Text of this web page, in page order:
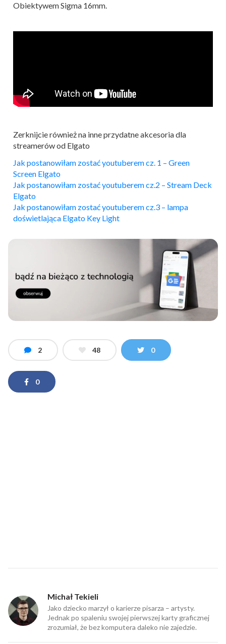
Obiektywem Sigma 16mm.
Zerknijcie również na inne przydatne akcesoria dla
streamerów od Elgato
Jak postanowiłam zostać youtuberem cz. 1 – Green
Screen Elgato
Jak postanowiłam zostać youtuberem cz.2 – Stream Deck
Elgato
Jak postanowiłam zostać youtuberem cz.3 – lampa
doświetlająca Elgato Key Light
2 48 0
0
Michał Tekieli
Jako dziecko marzył o karierze pisarza – artysty.
Jednak po spaleniu swojej pierwszej karty graficznej
zrozumiał, że bez komputera daleko nie zajedzie.